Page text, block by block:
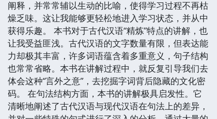
阐释，并常常辅以生动的比喻，使得学习过程不再枯
燥乏味。这让我能够更轻松地进入学习状态，并从中
获得乐趣。 本书对于古代汉语“精炼”特点的讲解，也
让我受益匪浅。古代汉语的文字数量有限，但表达能
力却极其丰富，许多词语蕴含着多重意义，句子结构
也常常省略。本书在讲解过程中，就反复引导我们去
体会这种“言外之意”，去挖掘字词背后隐藏的文化密
码。 在句法结构方面，本书的讲解极具启发性。它
清晰地阐述了古代汉语与现代汉语在句法上的差异，